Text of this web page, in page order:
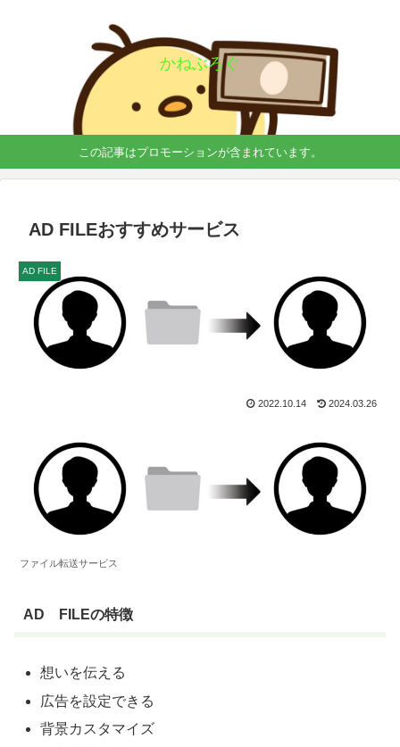
かねぶろぐ
この記事はプロモーションが含まれています。
AD FILEおすすめサービス
AD FILE
2022.10.14 2024.03.26
ファイル転送サービス
AD FILEの特徴
想いを伝える
広告を設定できる
背景カスタマイズ